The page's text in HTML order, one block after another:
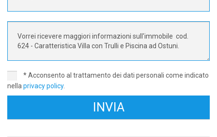
* Acconsento al trattamento dei dati personali come indicato
nella privacy policy.